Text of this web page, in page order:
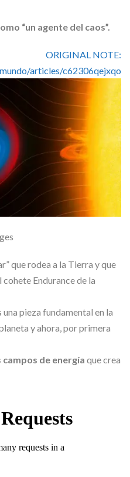
“un agente del caos”.
ORIGINAL NOTE:
articles/c62306qejxqo
que rodea a la Tierra y que
Endurance de la
pieza fundamental en la
y ahora, por primera
de energía que crea